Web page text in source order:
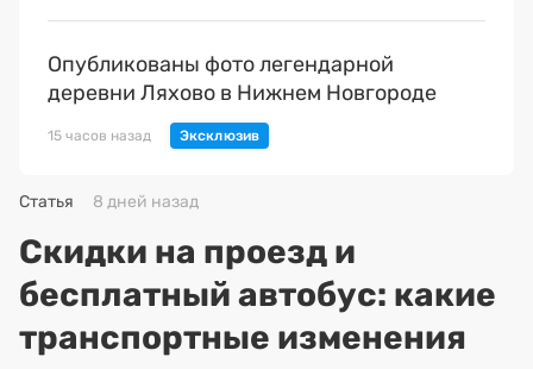
Опубликованы фото легендарной
деревни Ляхово в Нижнем Новгороде
15 часов назад
Статья 8 дней назад
Скидки на проезд и
бесплатный автобус: какие
транспортные изменения